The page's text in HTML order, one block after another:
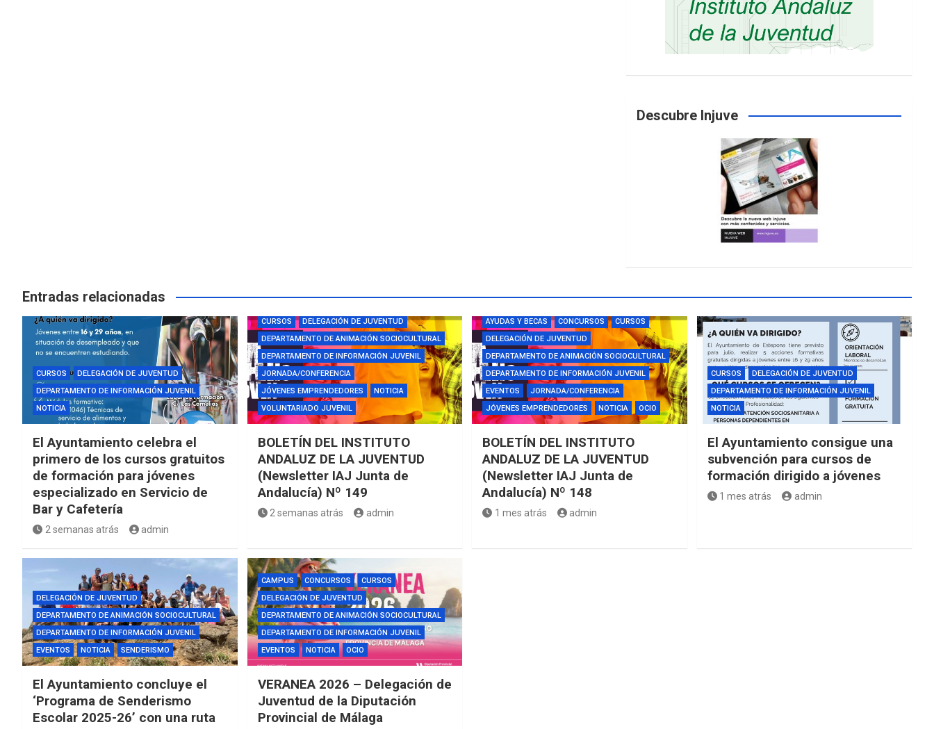
Descubre Injuve
Entradas relacionadas
CURSOS
DELEGACIÓN DE JUVENTUD
DEPARTAMENTO DE INFORMACIÓN JUVENIL
NOTICIA
El Ayuntamiento celebra el
primero de los cursos gratuitos
de formación para jóvenes
especializado en Servicio de
Bar y Cafetería
2 semanas atrás admin
CURSOS
DELEGACIÓN DE JUVENTUD
DEPARTAMENTO DE ANIMACIÓN SOCIOCULTURAL
DEPARTAMENTO DE INFORMACIÓN JUVENIL
JORNADA/CONFERENCIA
JÓVENES EMPRENDEDORES
NOTICIA
VOLUNTARIADO JUVENIL
BOLETÍN DEL INSTITUTO
ANDALUZ DE LA JUVENTUD
(Newsletter IAJ Junta de
Andalucía) Nº 149
2 semanas atrás admin
AYUDAS Y BECAS CONCURSOS
CURSOS
DELEGACIÓN DE JUVENTUD
DEPARTAMENTO DE ANIMACIÓN SOCIOCULTURAL
DEPARTAMENTO DE INFORMACIÓN JUVENIL
EVENTOS
JORNADA/CONFERENCIA
JÓVENES EMPRENDEDORES
NOTICIA OCIO
BOLETÍN DEL INSTITUTO
ANDALUZ DE LA JUVENTUD
(Newsletter IAJ Junta de
Andalucía) Nº 148
1 mes atrás admin
CURSOS
DELEGACIÓN DE JUVENTUD
DEPARTAMENTO DE INFORMACIÓN JUVENIL
NOTICIA
El Ayuntamiento consigue una
subvención para cursos de
formación dirigido a jóvenes
1 mes atrás admin
DELEGACIÓN DE JUVENTUD
DEPARTAMENTO DE ANIMACIÓN SOCIOCULTURAL
DEPARTAMENTO DE INFORMACIÓN JUVENIL
EVENTOS
NOTICIA SENDERISMO
El Ayuntamiento concluye el
‘Programa de Senderismo
Escolar 2025-26’ con una ruta
CAMPUS CONCURSOS
CURSOS
DELEGACIÓN DE JUVENTUD
DEPARTAMENTO DE ANIMACIÓN SOCIOCULTURAL
DEPARTAMENTO DE INFORMACIÓN JUVENIL
EVENTOS
NOTICIA OCIO
VERANEA 2026 – Delegación de
Juventud de la Diputación
Provincial de Málaga